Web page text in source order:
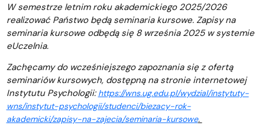
W semestrze letnim roku akademickiego 2025/2026
realizować Państwo będą seminaria kursowe. Zapisy na
seminaria kursowe odbędą się 8 września 2025 w systemie
eUczelnia.
Zachęcamy do wcześniejszego zapoznania się z ofertą
seminariów kursowych, dostępną na stronie internetowej
Instytutu Psychologii: https://wns.ug.edu.pl/wydzial/instytuty-
wns/instytut-psychologii/studenci/biezacy-rok-
akademicki/zapisy-na-zajecia/seminaria-kursowe.